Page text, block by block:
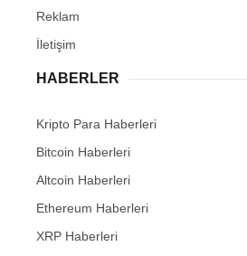
Reklam
İletişim
HABERLER
Kripto Para Haberleri
Bitcoin Haberleri
Altcoin Haberleri
Ethereum Haberleri
XRP Haberleri